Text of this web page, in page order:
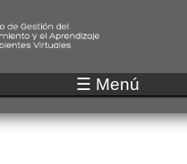
al
contenido
principal
☰ Menú